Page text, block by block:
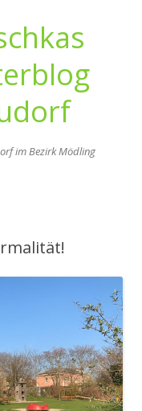
im Bezirk Mödling